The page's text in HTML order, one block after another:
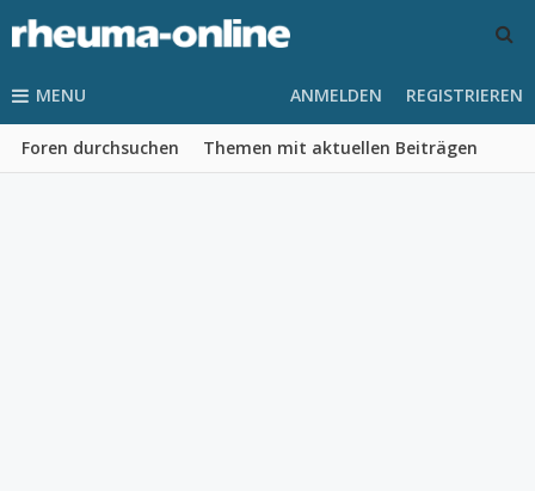
MENU
Foren durchsuchen Themen mit aktuellen Beiträgen
ANMELDEN REGISTRIEREN